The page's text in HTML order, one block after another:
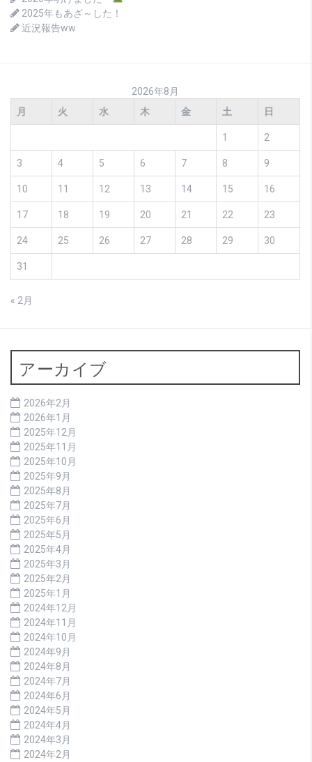
2025年もあざ～した！
近況報告ww
2026年8月
月
火 水 木 金 土 日
1 2
3 4 5 6 7 8 9
10 11 12 13 14 15 16
17 18 19 20 21 22 23
24 25 26 27 28 29 30
31
« 2月
アーカイブ
2026年2月
2026年1月
2025年12月
2025年11月
2025年10月
2025年9月
2025年8月
2025年7月
2025年6月
2025年5月
2025年4月
2025年3月
2025年2月
2025年1月
2024年12月
2024年11月
2024年10月
2024年9月
2024年8月
2024年7月
2024年6月
2024年5月
2024年4月
2024年3月
2024年2月